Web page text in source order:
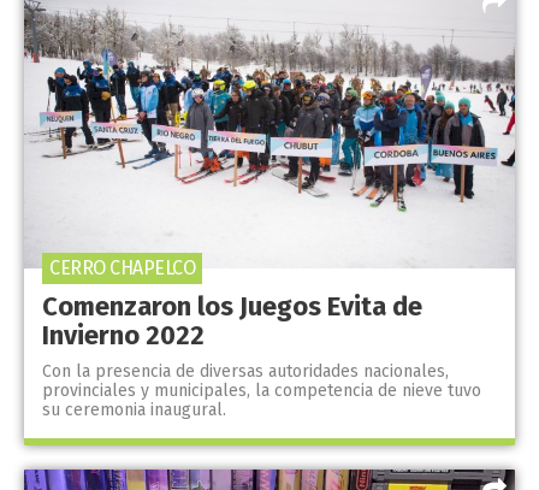
Comenzaron los Juegos Evita de
Invierno 2022
Con la presencia de diversas autoridades nacionales,
provinciales y municipales, la competencia de nieve tuvo
su ceremonia inaugural.
CERRO CHAPELCO